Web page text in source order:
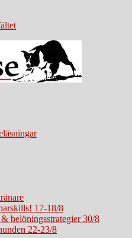
17-18/8
belöningsstrategier 30/8
22-23/8